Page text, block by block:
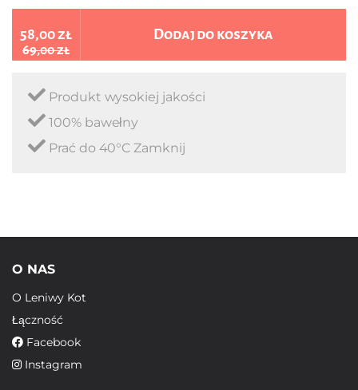
58,00 zł
69,00 zł
Dodaj do koszyka
Produkt wysokiej jakości
100% bawełny
Prać do 40°C Zamknij
O NAS
O Leniwy Kot
Łączność
Facebook
Instagram